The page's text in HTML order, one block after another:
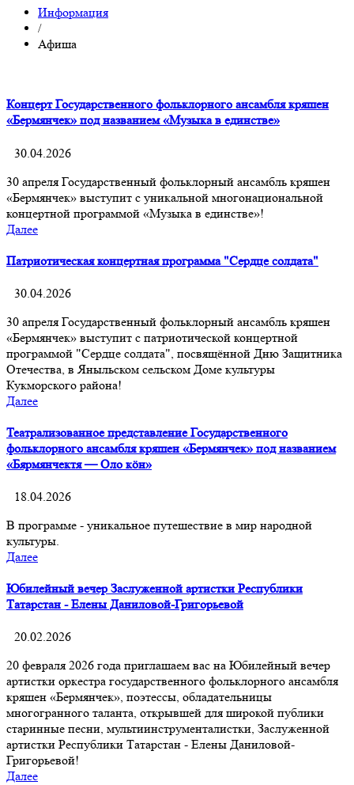
Информация
/
Афиша
Концерт Государственного фольклорного ансамбля кряшен
«Бермянчек» под названием «Музыка в единстве»
30.04.2026
30 апреля Государственный фольклорный ансамбль кряшен
«Бермянчек» выступит с уникальной многонациональной
концертной программой «Музыка в единстве»!
Далее
Патриотическая концертная программа "Сердце солдата"
30.04.2026
30 апреля Государственный фольклорный ансамбль кряшен
«Бермянчек» выступит с патриотической концертной
программой "Сердце солдата", посвящённой Дню Защитника
Отечества, в Яныльском сельском Доме культуры
Кукморского района!
Далее
Театрализованное представление Государственного
фольклорного ансамбля кряшен «Бермянчек» под названием
«Бярмянчектя — Оло кöн»
18.04.2026
В программе - уникальное путешествие в мир народной
культуры.
Далее
Юбилейный вечер Заслуженной артистки Республики
Татарстан - Елены Даниловой-Григорьевой
20.02.2026
20 февраля 2026 года приглашаем вас на Юбилейный вечер
артистки оркестра государственного фольклорного ансамбля
кряшен «Бермянчек», поэтессы, обладательницы
многогранного таланта, открывшей для широкой публики
старинные песни, мультиинструменталистки, Заслуженной
артистки Республики Татарстан - Елены Даниловой-
Григорьевой!
Далее